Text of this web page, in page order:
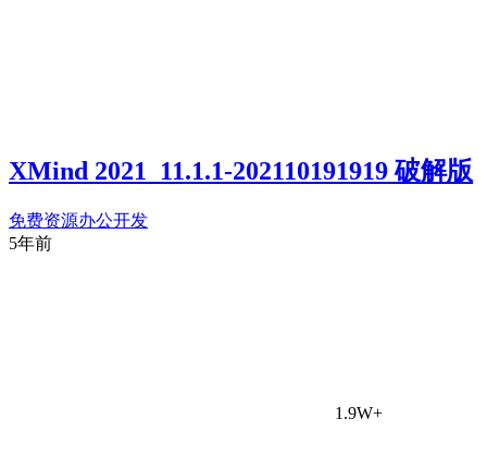
XMind 2021_11.1.1-202110191919 破解版
免费资源办公开发
5年前
1.9W+